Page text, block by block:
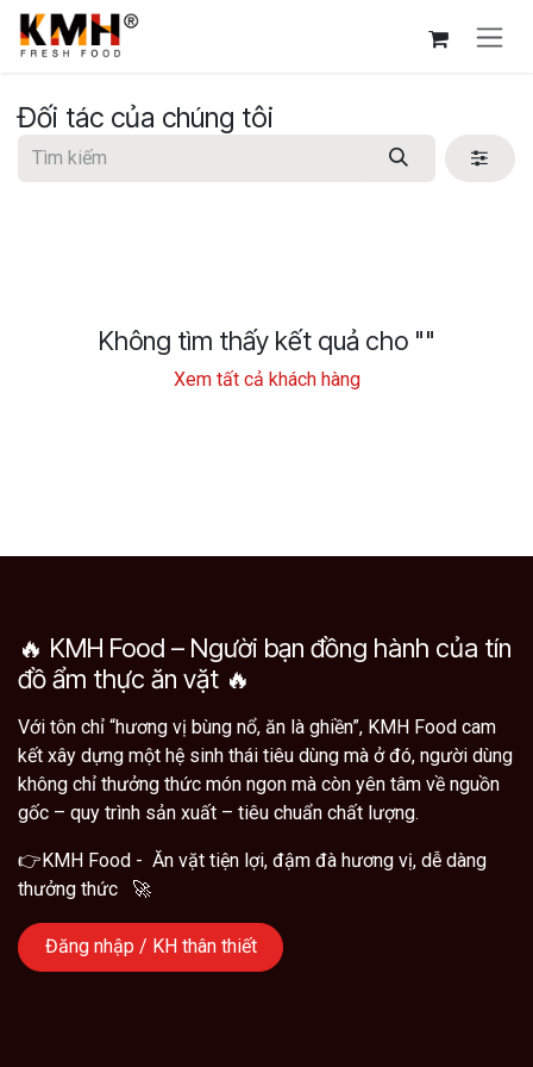
Bỏ qua để đến Nội dung
Đối tác của chúng tôi
Không tìm thấy kết quả cho ""
Xem tất cả khách hàng
🔥 KMH Food – Người bạn đồng hành của tín
đồ ẩm thực ăn vặt 🔥
Với tôn chỉ “hương vị bùng nổ, ăn là ghiền”, KMH Food cam
kết xây dựng một hệ sinh thái tiêu dùng mà ở đó, người dùng
không chỉ thưởng thức món ngon mà còn yên tâm về nguồn
gốc – quy trình sản xuất – tiêu chuẩn chất lượng.
👉KMH Food - Ăn vặt tiện lợi, đậm đà hương vị, dễ dàng
thưởng thức 🚀
Đăng nhập / KH thân thiết